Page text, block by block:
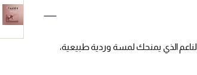
الذي يمنحك لمسة وردية طبيعية،